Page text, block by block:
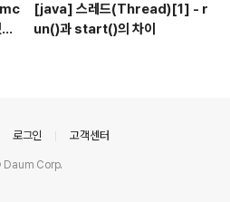
[java] 스레드(Thread)[1] - r
un()과 start()의 차이
로그인 고객센터
Daum Corp.